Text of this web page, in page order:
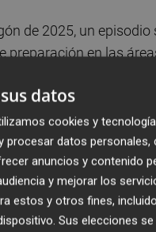
de 2025, un episodio
en las
de potencia —en
en la
Sánchez, reconocía
datos
cookies y
datos
anuncios y contenido
y mejorar los
estos y otros fines,
Sus elecciones